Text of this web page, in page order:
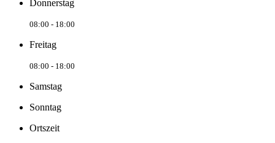
Donnerstag
08:00 - 18:00
Freitag
08:00 - 18:00
Samstag
Sonntag
Ortszeit